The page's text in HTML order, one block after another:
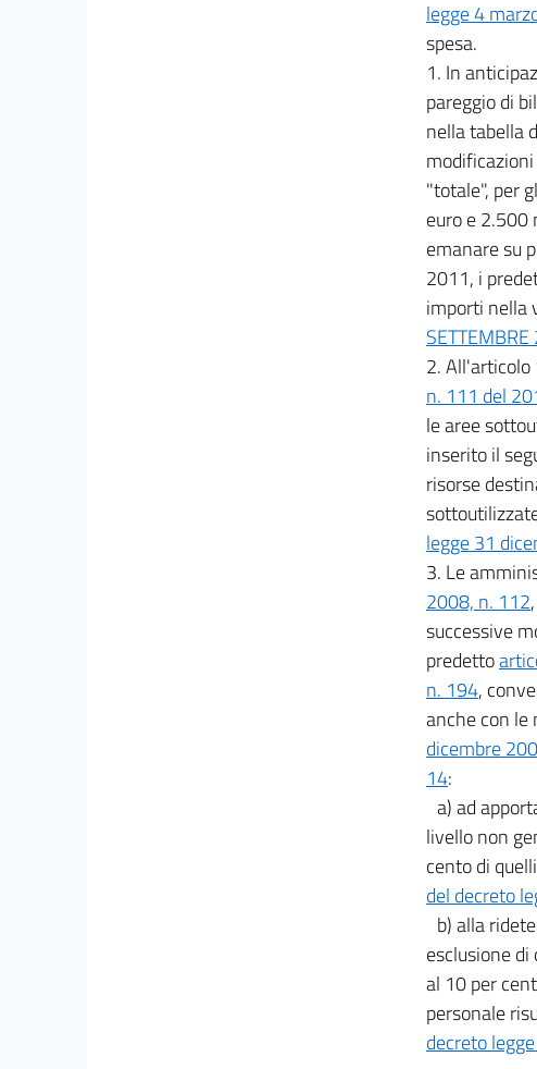
legge 4
spesa.
1. In
pareggio di
nella tabella
"totale", per
euro e 2.500
emanare su
2011, i
importi nella
2.
n. 111 del
le aree
inserito il
risorse
legge 31
3. Le
2008, n. 112
successive
predetto
n. 194,
anche con
dicembre
14:
a) ad
livello non
cento di
del decreto
b) alla
esclusione
al 10 per
personale
decreto